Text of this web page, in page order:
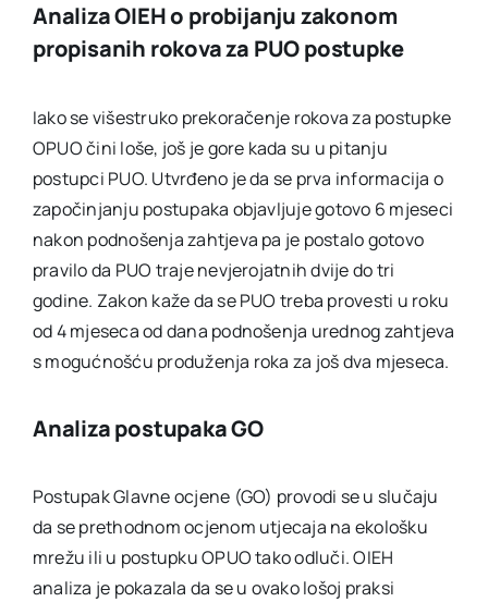
Analiza OIEH o probijanju zakonom
propisanih rokova za PUO postupke
Iako se višestruko prekoračenje rokova za postupke
OPUO čini loše, još je gore kada su u pitanju
postupci PUO. Utvrđeno je da se prva informacija o
započinjanju postupaka objavljuje gotovo 6 mjeseci
nakon podnošenja zahtjeva pa je postalo gotovo
pravilo da PUO traje nevjerojatnih dvije do tri
godine. Zakon kaže da se PUO treba provesti u roku
od 4 mjeseca od dana podnošenja urednog zahtjeva
s mogućnošću produženja roka za još dva mjeseca.
Analiza postupaka GO
Postupak Glavne ocjene (GO) provodi se u slučaju
da se prethodnom ocjenom utjecaja na ekološku
mrežu ili u postupku OPUO tako odluči. OIEH
analiza je pokazala da se u ovako lošoj praksi